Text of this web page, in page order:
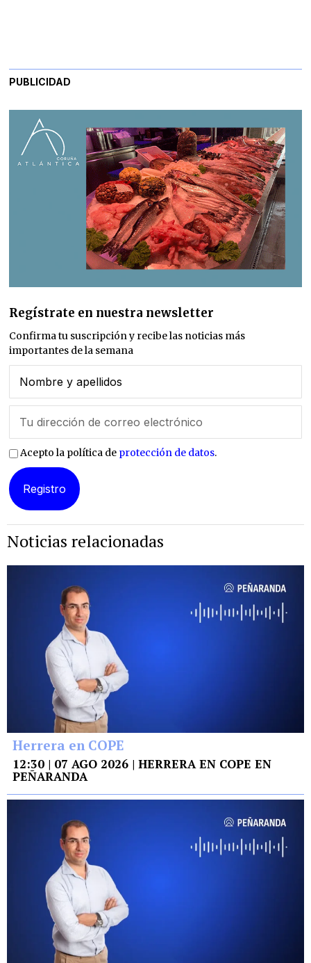
PUBLICIDAD
Regístrate en nuestra newsletter
Confirma tu suscripción y recibe las noticias más
importantes de la semana
Acepto la política de protección de datos.
Noticias relacionadas
Herrera en COPE
12:30 | 07 AGO 2026 | HERRERA EN COPE EN
PEÑARANDA